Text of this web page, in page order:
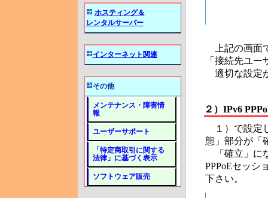
上記の画面
「接続先ユ
適切な設定
２）IPv6
１）で設定
態」部分が「
「確立」に
PPPoEセッシ
下さい。
ホスティング＆
レンタルサーバー
インターネット関連
その他
メンテナンス・障害情
報
ユーザーサポート
「特定商取引に関する
法律」に基づく表示
ソフトウェア販売